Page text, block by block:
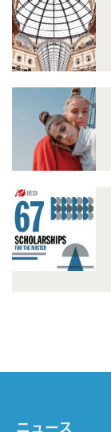
ニュース